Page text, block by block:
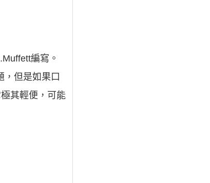
編寫。
，但是如果口
其輕便，可能